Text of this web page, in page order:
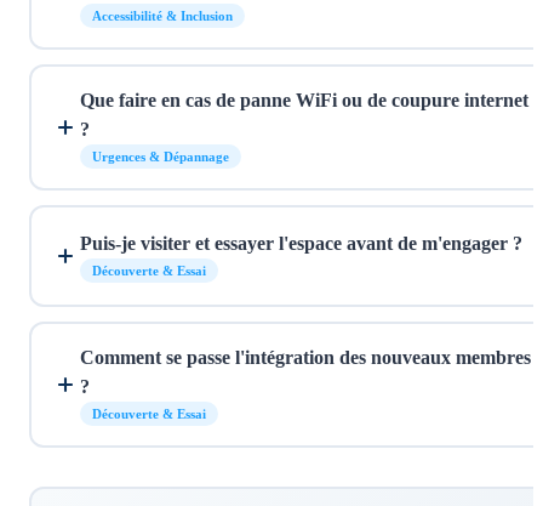
Accessibilité & Inclusion
Que faire en cas de panne WiFi ou de coupure internet
?
Urgences & Dépannage
Puis-je visiter et essayer l'espace avant de m'engager ?
Découverte & Essai
Comment se passe l'intégration des nouveaux membres
?
Découverte & Essai